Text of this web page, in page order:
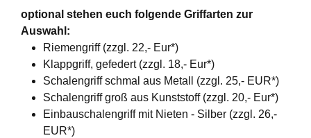
optional stehen euch folgende Griffarten zur
Auswahl:
Riemengriff (zzgl. 22,- Eur*)
Klappgriff, gefedert (zzgl. 18,- Eur*)
Schalengriff schmal aus Metall (zzgl. 25,- EUR*)
Schalengriff groß aus Kunststoff (zzgl. 20,- Eur*)
Einbauschalengriff mit Nieten - Silber (zzgl. 26,-
EUR*)